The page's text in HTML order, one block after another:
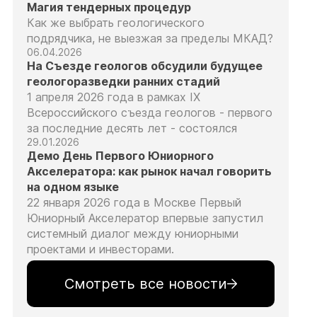
Магия тендерных процедур
Как же выбрать геологического
подрядчика, не выезжая за пределы МКАД?
06.04.2026
На Съезде геологов обсудили будущее
геологоразведки ранних стадий
1 апреля 2026 года в рамках IX
Всероссийского съезда геологов - первого
за последние десять лет - состоялся
29.01.2026
Демо День Первого Юниорного
Акселератора: как рынок начал говорить
на одном языке
22 января 2026 года в Москве Первый
Юниорный Акселератор впервые запустил
системный диалог между юниорными
проектами и инвесторами.
Смотреть все новости